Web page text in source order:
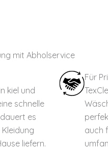
mit Abholservice
kiel und
schnelle
es
liefern.
Für
auch